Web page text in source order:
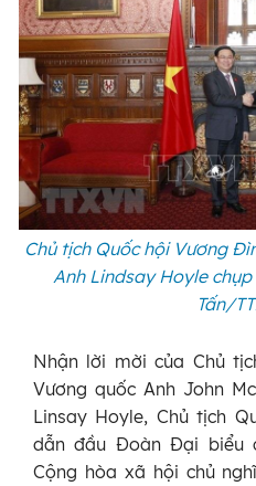
Chủ tịch Quốc hội Vương
Anh Lindsay Hoyle
Tấn/
Nhận lời mời của Chủ
Vương quốc Anh John
Linsay Hoyle, Chủ tịch
dẫn đầu Đoàn Đại biểu
Cộng hòa xã hội chủ